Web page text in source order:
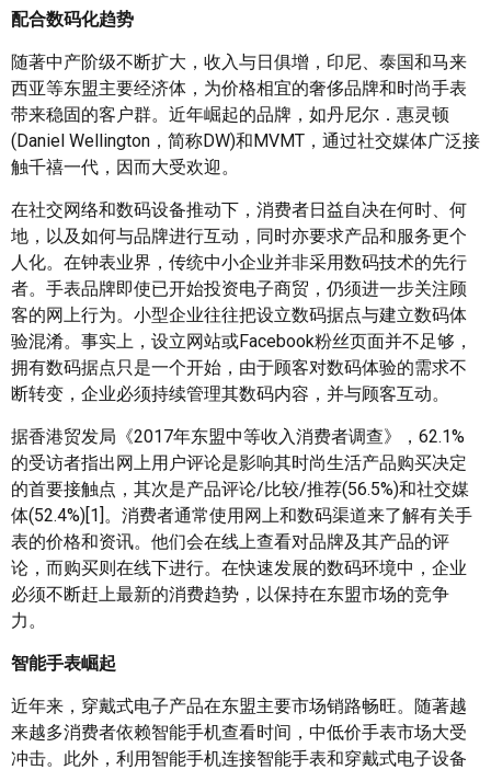
配合数码化趋势
随著中产阶级不断扩大，收入与日俱增，印尼、泰国和马来
西亚等东盟主要经济体，为价格相宜的奢侈品牌和时尚手表
带来稳固的客户群。近年崛起的品牌，如丹尼尔．惠灵顿
(Daniel Wellington，简称DW)和MVMT，通过社交媒体广泛接
触千禧一代，因而大受欢迎。
在社交网络和数码设备推动下，消费者日益自决在何时、何
地，以及如何与品牌进行互动，同时亦要求产品和服务更个
人化。在钟表业界，传统中小企业并非采用数码技术的先行
者。手表品牌即使已开始投资电子商贸，仍须进一步关注顾
客的网上行为。小型企业往往把设立数码据点与建立数码体
验混淆。事实上，设立网站或Facebook粉丝页面并不足够，
拥有数码据点只是一个开始，由于顾客对数码体验的需求不
断转变，企业必须持续管理其数码内容，并与顾客互动。
据香港贸发局《2017年东盟中等收入消费者调查》，62.1%
的受访者指出网上用户评论是影响其时尚生活产品购买决定
的首要接触点，其次是产品评论/比较/推荐(56.5%)和社交媒
体(52.4%)[1]。消费者通常使用网上和数码渠道来了解有关手
表的价格和资讯。他们会在线上查看对品牌及其产品的评
论，而购买则在线下进行。在快速发展的数码环境中，企业
必须不断赶上最新的消费趋势，以保持在东盟市场的竞争
力。
智能手表崛起
近年来，穿戴式电子产品在东盟主要市场销路畅旺。随著越
来越多消费者依赖智能手机查看时间，中低价手表市场大受
冲击。此外，利用智能手机连接智能手表和穿戴式电子设备